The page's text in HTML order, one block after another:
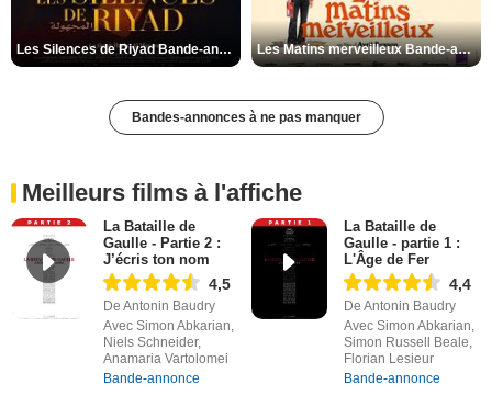
Les Silences de Riyad Bande-annonce VO STFR Les Matins merveilleux Bande-annonce VF
Bandes-annonces à ne pas manquer
Meilleurs films à l'affiche
La Bataille de
Gaulle - Partie 2 :
J’écris ton nom
4,5
De Antonin Baudry
Avec Simon Abkarian,
Niels Schneider,
Anamaria Vartolomei
Bande-annonce
La Bataille de
Gaulle - partie 1 :
L'Âge de Fer
4,4
De Antonin Baudry
Avec Simon Abkarian,
Simon Russell Beale,
Florian Lesieur
Bande-annonce